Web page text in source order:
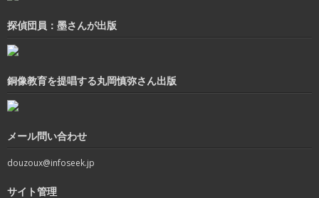
探偵団員：墨さんが出版
銅像教育を提唱する丸岡慎弥さん出版
メール問い合わせ
douzoux@infoseek.jp
サイト管理